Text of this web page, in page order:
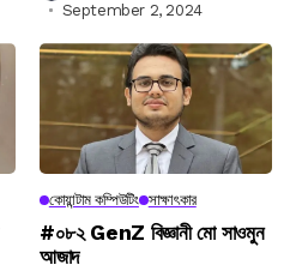
September 2, 2024
কোয়ান্টাম কম্পিউটিং সাক্ষাৎকার
#০৮২ GenZ বিজ্ঞানী মো সাওমুন
আজাদ